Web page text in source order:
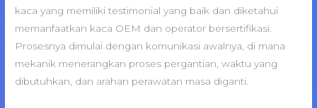
kaca yang memiliki testimonial yang baik dan diketahui
memanfaatkan kaca OEM dan operator bersertifikasi.
Prosesnya dimulai dengan komunikasi awalnya, di mana
mekanik menerangkan proses pergantian, waktu yang
dibutuhkan, dan arahan perawatan masa diganti.